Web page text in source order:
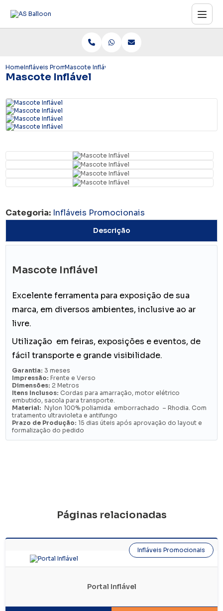
HomeInfláveis Promocionais
Mascote Inflável
Mascote Inflável
Categoria: Infláveis Promocionais
Descrição
Mascote Inflável
Excelente ferramenta para exposição de sua
marca, em diversos ambientes, inclusive ao ar
livre.
Utilização em feiras, exposições e eventos, de
fácil transporte e grande visibilidade.
Garantia: 3 meses
Impressão:Frente e Verso
Dimensões:2 Metros
Itens Inclusos:Cordas para amarração, motor elétrico
embutido, sacola para transporte.
Material: Nylon 100% poliamida emborrachado – Rhodia. Com
tratamento ultravioleta e antifungo
Prazo de Produção: 15 dias úteis após aprovação do layout e
formalização do pedido
Páginas relacionadas
Portal Inflável
Infláveis Promocionais